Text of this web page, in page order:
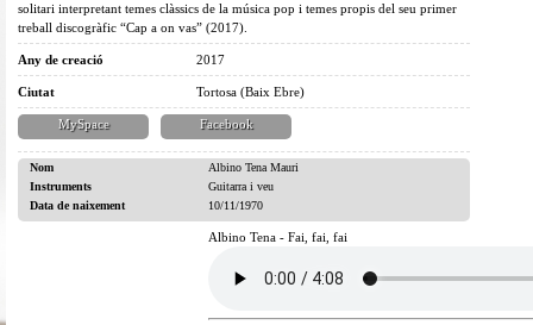
solitari interpretant temes clàssics de la música pop i temes propis del seu primer
treball discogràfic “Cap a on vas” (2017).
Any de creació 2017
Ciutat Tortosa (Baix Ebre)
MySpace Facebook
Nom
Albino Tena Mauri
Instruments
Guitarra i veu
Data de naixement
10/11/1970
Albino Tena - Fai, fai, fai